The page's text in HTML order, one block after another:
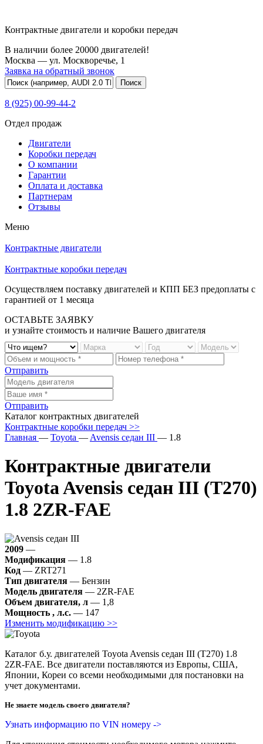
Контрактные двигатели и коробки передач
В наличии более 20000 двигателей!
Москва — ул. Москворечье, 1
Заявка на обратный звонок
8 (925) 00-99-44-2
Отдел продаж
Двигатели
Коробки передач
О компании
Гарантии
Оплата и доставка
Партнерам
Отзывы
Меню
Контрактные двигатели
Контрактные коробки передач
Осуществляем поставку двигателей и КПП БЕЗ предоплаты с
гарантией от 1 месяца
ОСТАВЬТЕ ЗАЯВКУ
и узнайте стоимость и наличие Вашего двигателя
Отправить
Отправить
Каталог контрактных двигателей
Контрактные коробки передач >>
Главная — Toyota — Avensis седан III — 1.8
Контрактные двигатели
Toyota Avensis седан III (T270)
1.8 2ZR-FAE
2009 —
Модификация — 1.8
Код — ZRT271
Тип двигателя — Бензин
Модель двигателя — 2ZR-FAE
Объем двигателя, л — 1,8
Мощность , л.с. — 147
Изменить модификацию >>
Каталог б.у. двигателей Toyota Avensis седан III (T270) 1.8
2ZR-FAE. Все двигатели поставляются из Европы, США,
Японии, Кореи со всеми необходимыми для постановки на
учет документами.
Не знаете модель своего двигателя?
Узнать информацию по VIN номеру ->